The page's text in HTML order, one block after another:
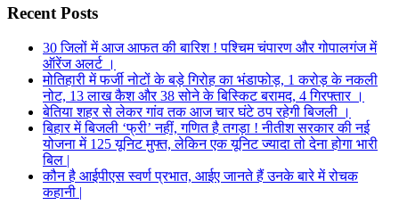
Recent Posts
30 जिलों में आज आफत की बारिश ! पश्चिम चंपारण और गोपालगंज में
ऑरेंज अलर्ट ।
मोतिहारी में फर्जी नोटों के बड़े गिरोह का भंडाफोड़, 1 करोड़ के नकली
नोट, 13 लाख कैश और 38 सोने के बिस्किट बरामद, 4 गिरफ्तार ।
बेतिया शहर से लेकर गांव तक आज चार घंटे ठप रहेगी बिजली ।
बिहार में बिजली ‘फ्री’ नहीं, गणित है तगड़ा ! नीतीश सरकार की नई
योजना में 125 यूनिट मुफ्त, लेकिन एक यूनिट ज्यादा तो देना होगा भारी
बिल |
कौन है आईपीएस स्वर्ण प्रभात, आईए जानते हैं उनके बारे में रोचक
कहानी |